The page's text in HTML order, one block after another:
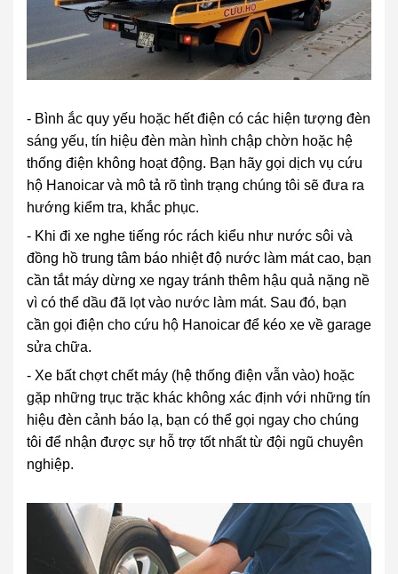
- Bình ắc quy yếu hoặc hết điện có các hiện tượng đèn
sáng yếu, tín hiệu đèn màn hình chập chờn hoặc hệ
thống điện không hoạt động. Bạn hãy gọi dịch vụ cứu
hộ Hanoicar và mô tả rõ tình trạng chúng tôi sẽ đưa ra
hướng kiểm tra, khắc phục.
- Khi đi xe nghe tiếng róc rách kiểu như nước sôi và
đồng hồ trung tâm báo nhiệt độ nước làm mát cao, bạn
cần tắt máy dừng xe ngay tránh thêm hậu quả nặng nề
vì có thể dầu đã lọt vào nước làm mát. Sau đó, bạn
cần gọi điện cho cứu hộ Hanoicar để kéo xe về garage
sửa chữa.
- Xe bất chợt chết máy (hệ thống điện vẫn vào) hoặc
gặp những trục trặc khác không xác định với những tín
hiệu đèn cảnh báo lạ, bạn có thể gọi ngay cho chúng
tôi để nhận được sự hỗ trợ tốt nhất từ đội ngũ chuyên
nghiệp.